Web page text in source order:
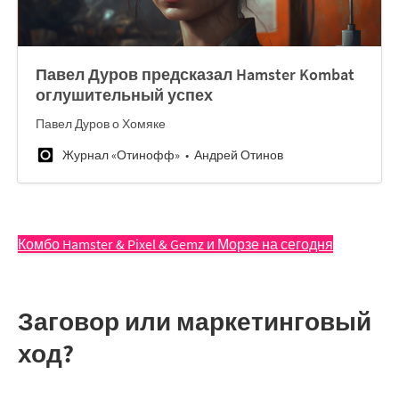
Павел Дуров предсказал Hamster Kombat
оглушительный успех
Павел Дуров о Хомяке
Журнал «Отинофф»
Андрей Отинов
Комбо Hamster & Pixel & Gemz и Морзе на сегодня
Заговор или маркетинговый
ход?